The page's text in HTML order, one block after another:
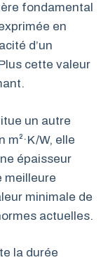
fondamental
en
d’un
cette valeur
un autre
W, elle
épaisseur
meilleure
minimale de
actuelles.
la durée